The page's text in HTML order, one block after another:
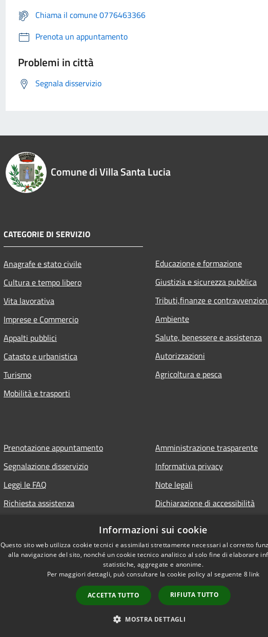
Chiama il comune 0776463366
Prenota un appuntamento
Problemi in città
Segnala disservizio
Comune di Villa Santa Lucia
CATEGORIE DI SERVIZIO
Anagrafe e stato civile
Cultura e tempo libero
Vita lavorativa
Imprese e Commercio
Appalti pubblici
Catasto e urbanistica
Turismo
Mobilità e trasporti
Educazione e formazione
Giustizia e sicurezza pubblica
Tributi,finanze e
Ambiente
Salute, benessere e assistenza
Autorizzazioni
Agricoltura e pesca
Prenotazione appuntamento
Segnalazione disservizio
Leggi le FAQ
Richiesta assistenza
Amministrazione trasparente
Informativa privacy
Note legali
Dichiarazione di accessibilità
Copyright © 2026 •
Informazioni sui cookie
Questo sito web utilizza cookie tecnici e assimilati strettamente necessari al corretto
alla navigazione del sito, nonché un cookie tecnico analitico al solo fine di elaborare
statistiche, aggregate e anonime.
Per maggiori dettagli, può consultare la cookie policy al seguente 8 link
ACCETTA TUTTO RIFIUTA TUTTO
MOSTRA DETTAGLI